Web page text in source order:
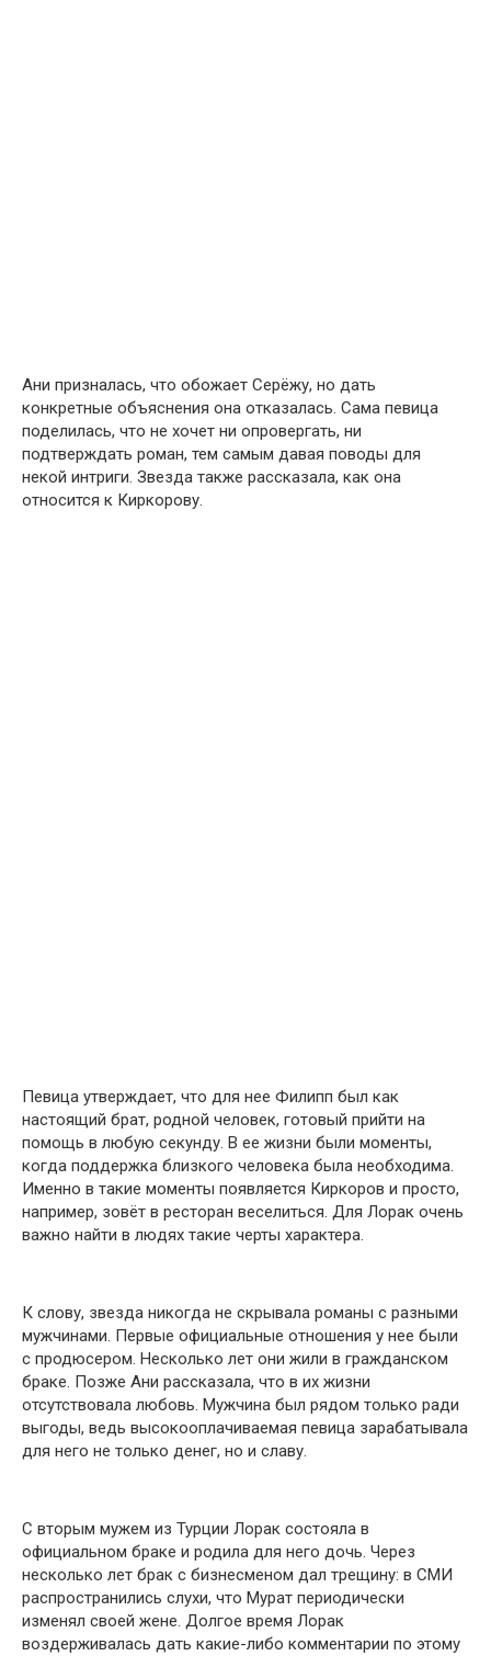
Ани призналась, что обожает Серёжу, но дать
конкретные объяснения она отказалась. Сама певица
поделилась, что не хочет ни опровергать, ни
подтверждать роман, тем самым давая поводы для
некой интриги. Звезда также рассказала, как она
относится к Киркорову.
Певица утверждает, что для нее Филипп был как
настоящий брат, родной человек, готовый прийти на
помощь в любую секунду. В ее жизни были моменты,
когда поддержка близкого человека была необходима.
Именно в такие моменты появляется Киркоров и просто,
например, зовёт в ресторан веселиться. Для Лорак очень
важно найти в людях такие черты характера.
К слову, звезда никогда не скрывала романы с разными
мужчинами. Первые официальные отношения у нее были
с продюсером. Несколько лет они жили в гражданском
браке. Позже Ани рассказала, что в их жизни
отсутствовала любовь. Мужчина был рядом только ради
выгоды, ведь высокооплачиваемая певица зарабатывала
для него не только денег, но и славу.
С вторым мужем из Турции Лорак состояла в
официальном браке и родила для него дочь. Через
несколько лет брак с бизнесменом дал трещину: в СМИ
распространились слухи, что Мурат периодически
изменял своей жене. Долгое время Лорак
воздерживалась дать какие-либо комментарии по этому